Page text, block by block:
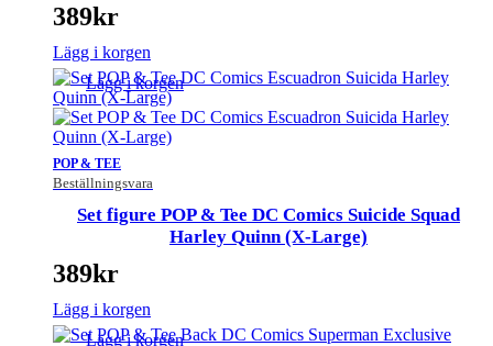
389kr
Lägg i korgen
POP & TEE
Beställningsvara
Lägg i korgen
Set figure POP & Tee DC Comics Suicide Squad
Harley Quinn (X-Large)
389kr
Lägg i korgen
Lägg i korgen